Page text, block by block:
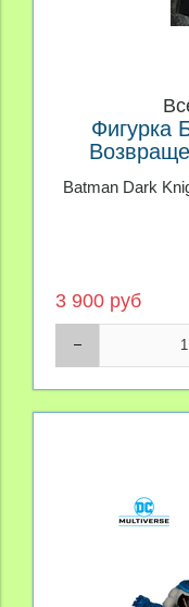
Фигурка
Batman Dark
3 900 руб